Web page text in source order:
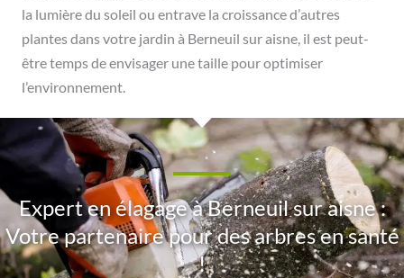
la lumière du soleil ou entrave la croissance d’autres
plantes dans votre jardin à Berneuil sur aisne, il est peut-
être temps de envisager une taille pour optimiser
l’environnement.
Expert en élagage à Berneuil sur aisne :
Votre partenaire pour des arbres en santé
!